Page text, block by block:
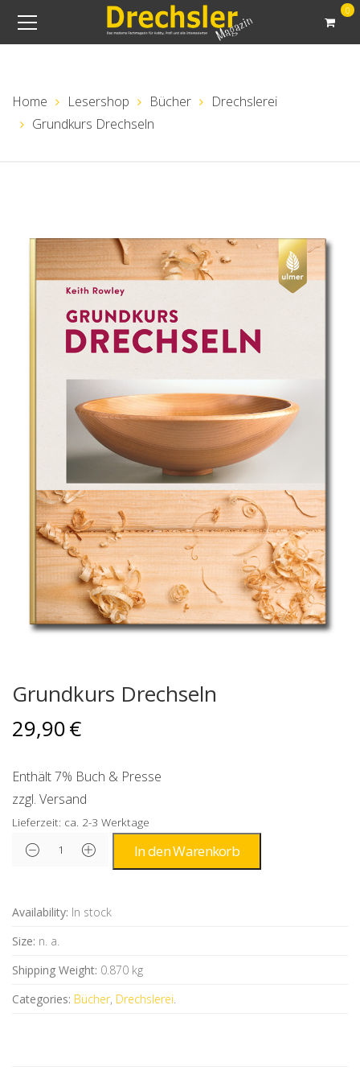
0
Home Lesershop Bücher
Drechslerei
Grundkurs Drechseln
Grundkurs Drechseln
29,90€
Enthält 7% Buch & Presse
zzgl. Versand
Lieferzeit: ca. 2-3 Werktage
In den Warenkorb
Availability: In stock
Size: n. a.
Shipping Weight: 0.870 kg
Categories: Bücher, Drechslerei.